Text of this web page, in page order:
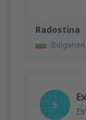
Radostina
Bulgarien,
5